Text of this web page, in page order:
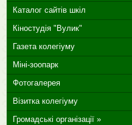
Каталог сайтів шкіл
Кіностудія "Вулик"
Газета колегіуму
Міні-зоопарк
Фотогалерея
Візитка колегіуму
Громадські організації »